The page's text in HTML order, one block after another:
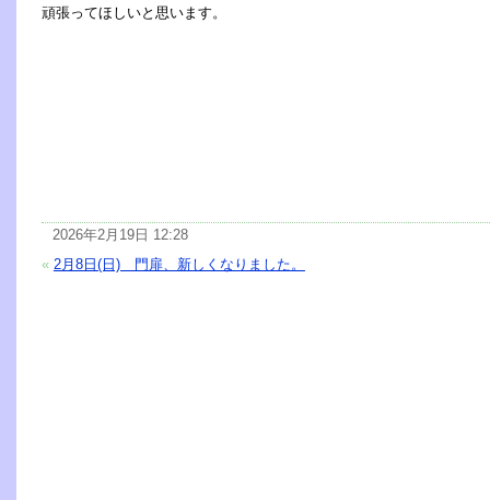
頑張ってほしいと思います。
2026年2月19日 12:28
« 2月8日(日) 門扉、新しくなりました。